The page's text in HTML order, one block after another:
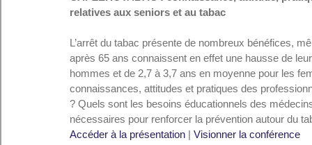
relatives aux seniors et au tabac
L’arrêt du tabac présente de nombreux bénéfices,
après 65 ans connaissent en effet une hausse de
hommes et de 2,7 à 3,7 ans en moyenne pour les
connaissances, attitudes et pratiques des
? Quels sont les besoins éducationnels des
nécessaires pour renforcer la prévention autour du
Accéder à la présentation | Visionner la conférence